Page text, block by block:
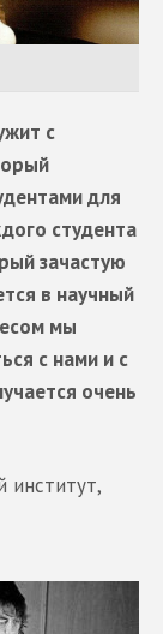
с
для
студента
зачастую
в научный
мы
с нами и с
очень
институт,